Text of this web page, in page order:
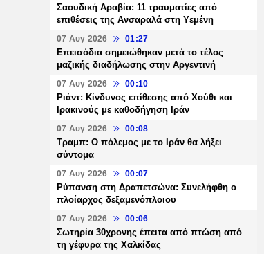
Σαουδική Αραβία: 11 τραυματίες από
επιθέσεις της Ανσαραλά στη Υεμένη
07 Αυγ 2026 01:27
Επεισόδια σημειώθηκαν μετά το τέλος
μαζικής διαδήλωσης στην Αργεντινή
07 Αυγ 2026 00:10
Ριάντ: Κίνδυνος επίθεσης από Χούθι και
Ιρακινούς με καθοδήγηση Ιράν
07 Αυγ 2026 00:08
Τραμπ: Ο πόλεμος με το Ιράν θα λήξει
σύντομα
07 Αυγ 2026 00:07
Ρύπανση στη Δραπετσώνα: Συνελήφθη ο
πλοίαρχος δεξαμενόπλοιου
07 Αυγ 2026 00:06
Σωτηρία 30χρονης έπειτα από πτώση από
τη γέφυρα της Χαλκίδας